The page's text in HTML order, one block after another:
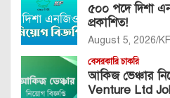
৫০০ পদে দিশা
প্রকাশিত!
August 5, 2026
বেসরকারি চাকরি
আকিজ ভেঞ্চার
Venture Ltd